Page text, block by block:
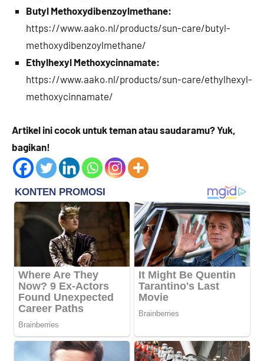
Butyl Methoxydibenzoylmethane:
https://www.aako.nl/products/sun-care/butyl-
methoxydibenzoylmethane/
Ethylhexyl Methoxycinnamate:
https://www.aako.nl/products/sun-care/ethylhexyl-
methoxycinnamate/
Artikel ini cocok untuk teman atau saudaramu? Yuk,
bagikan!